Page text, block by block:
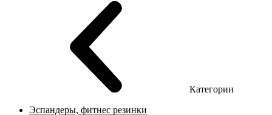
Категории
Эспандеры, фитнес резинки